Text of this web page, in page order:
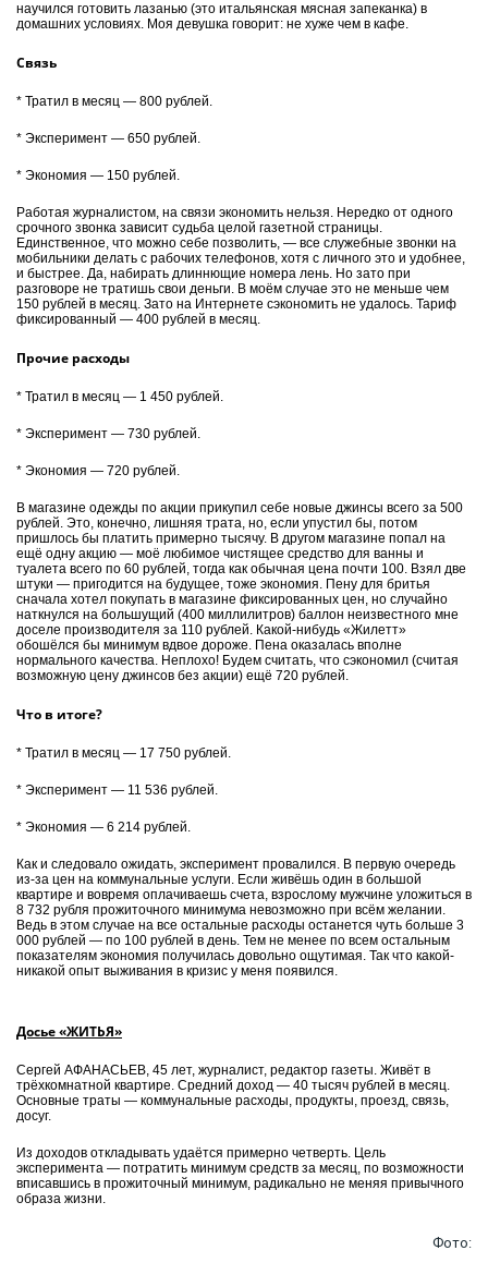
научился готовить лазанью (это итальянская мясная запеканка) в
домашних условиях. Моя девушка говорит: не хуже чем в кафе.
Связь
* Тратил в месяц — 800 рублей.
* Эксперимент — 650 рублей.
* Экономия — 150 рублей.
Работая журналистом, на связи экономить нельзя. Нередко от одного
срочного звонка зависит судьба целой газетной страницы.
Единственное, что можно себе позволить, — все служебные звонки на
мобильники делать с рабочих телефонов, хотя с личного это и удобнее,
и быстрее. Да, набирать длиннющие номера лень. Но зато при
разговоре не тратишь свои деньги. В моём случае это не меньше чем
150 рублей в месяц. Зато на Интернете сэкономить не удалось. Тариф
фиксированный — 400 рублей в месяц.
Прочие расходы
* Тратил в месяц — 1 450 рублей.
* Эксперимент — 730 рублей.
* Экономия — 720 рублей.
В магазине одежды по акции прикупил себе новые джинсы всего за 500
рублей. Это, конечно, лишняя трата, но, если упустил бы, потом
пришлось бы платить примерно тысячу. В другом магазине попал на
ещё одну акцию — моё любимое чистящее средство для ванны и
туалета всего по 60 рублей, тогда как обычная цена почти 100. Взял две
штуки — пригодится на будущее, тоже экономия. Пену для бритья
сначала хотел покупать в магазине фиксированных цен, но случайно
наткнулся на большущий (400 миллилитров) баллон неизвестного мне
доселе производителя за 110 рублей. Какой-нибудь «Жилетт»
обошёлся бы минимум вдвое дороже. Пена оказалась вполне
нормального качества. Неплохо! Будем считать, что сэкономил (считая
возможную цену джинсов без акции) ещё 720 рублей.
Что в итоге?
* Тратил в месяц — 17 750 рублей.
* Эксперимент — 11 536 рублей.
* Экономия — 6 214 рублей.
Как и следовало ожидать, эксперимент провалился. В первую очередь
из-за цен на коммунальные услуги. Если живёшь один в большой
квартире и вовремя оплачиваешь счета, взрослому мужчине уложиться в
8 732 рубля прожиточного минимума невозможно при всём желании.
Ведь в этом случае на все остальные расходы останется чуть больше 3
000 рублей — по 100 рублей в день. Тем не менее по всем остальным
показателям экономия получилась довольно ощутимая. Так что какой-
никакой опыт выживания в кризис у меня появился.
Досье «ЖИТЬЯ»
Сергей АФАНАСЬЕВ, 45 лет, журналист, редактор газеты. Живёт в
трёхкомнатной квартире. Средний доход — 40 тысяч рублей в месяц.
Основные траты — коммунальные расходы, продукты, проезд, связь,
досуг.
Из доходов откладывать удаётся примерно четверть. Цель
эксперимента — потратить минимум средств за месяц, по возможности
вписавшись в прожиточный минимум, радикально не меняя привычного
образа жизни.
Фото: